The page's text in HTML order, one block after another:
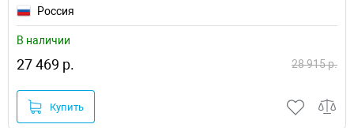
Россия
В наличии
27 469 р. 28 915 р.
Купить